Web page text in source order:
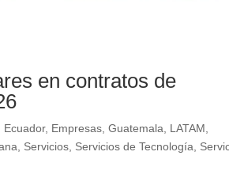
en contratos de
Ecuador, Empresas ,Guatemala LATAM
Servicios Servicios de Tecnología